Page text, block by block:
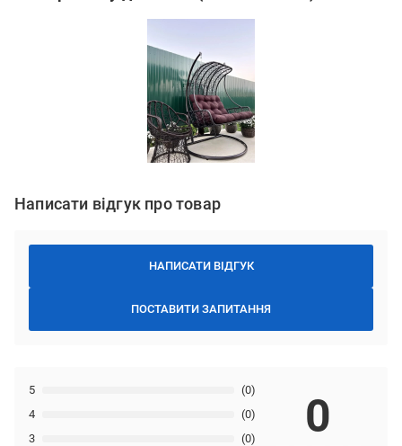
Написати відгук про товар
НАПИСАТИ ВІДГУК
ПОСТАВИТИ ЗАПИТАННЯ
3 (0)
4 (0)
5 (0)
0